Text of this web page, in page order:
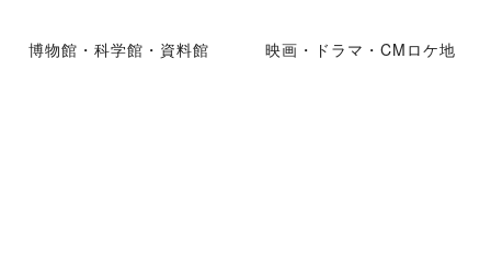
博物館・科学館・資料館 映画・ドラマ・CMロケ地